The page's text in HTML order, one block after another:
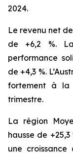
2024.
Le revenu net
de +6,2 %.
performance
de +4,3 %.
fortement à la
trimestre.
La région
hausse de
une croissance